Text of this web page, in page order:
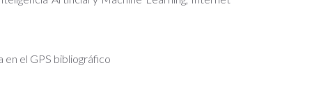
en el GPS bibliográfico